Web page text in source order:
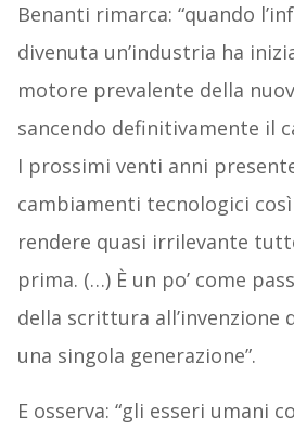
Benanti rimarca: “quando
divenuta un’industria ha
motore prevalente della
sancendo definitivamente il
I prossimi venti anni
cambiamenti tecnologici
rendere quasi irrilevante
prima. (…) È un po’ come
della scrittura all’invenzione
una singola generazione”.
E osserva: “gli esseri umani